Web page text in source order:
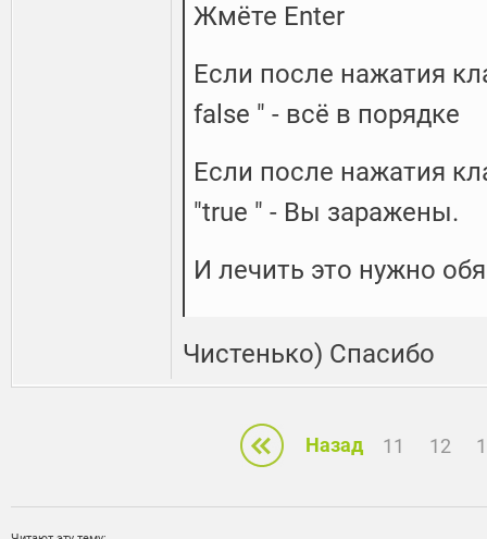
Жмёте Enter
Если после нажатия
false " - всё в порядке
Если после нажатия
"true " - Вы заражены.
И лечить это нужно
Чистенько) Спасибо
Назад 11 12